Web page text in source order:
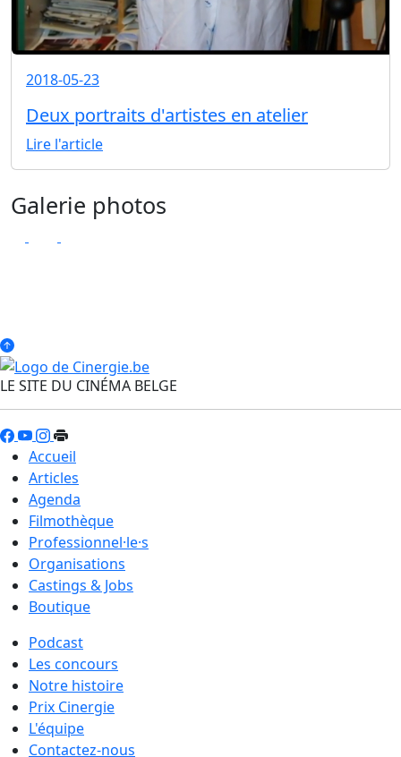
2018-05-23
Deux portraits d'artistes en atelier
Lire l'article
Galerie photos
LE SITE DU CINÉMA BELGE
Accueil
Articles
Agenda
Filmothèque
Professionnel·le·s
Organisations
Castings & Jobs
Boutique
Podcast
Les concours
Notre histoire
Prix Cinergie
L'équipe
Contactez-nous